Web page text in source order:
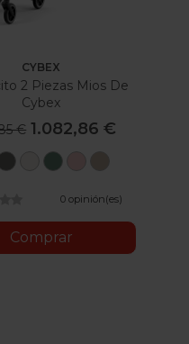
CYBEX
2 Piezas Mios De
Cybex
€ 1.082,86 €
Mirage
OffLeaf
0 opinión(es)
Comprar